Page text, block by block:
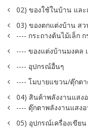
02) ของใช้ในบ้าน และ
03) ของตกแต่งบ้าน ส
---- กระถางต้นไม้เล็ก
---- ของแต่งบ้านมงคล
---- อุปกรณ์อื่นๆ
---- โมบายแขวน/ตุ๊กต
04) สินค้าพลังงานแสง
---- ตุ๊กตาพลังงานแสง
05) อุปกรณ์เครื่องเขียน